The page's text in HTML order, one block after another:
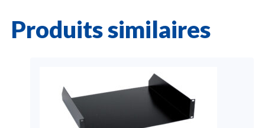
Produits similaires